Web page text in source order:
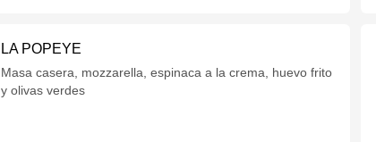
LA POPEYE
Masa casera, mozzarella, espinaca a la crema, huevo frito
y olivas verdes